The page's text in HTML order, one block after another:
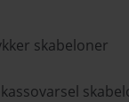
skabeloner